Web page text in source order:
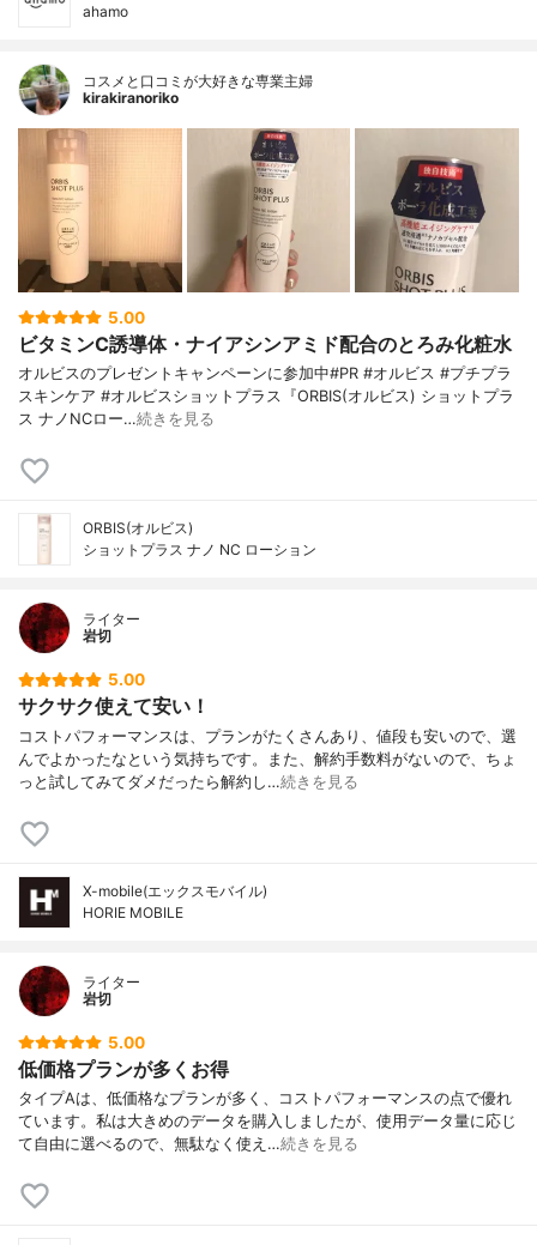
ahamo
コスメと口コミが大好きな専業主婦
kirakiranoriko
5.00
ビタミンC誘導体・ナイアシンアミド配合のとろみ化粧水
オルビスのプレゼントキャンペーンに参加中#PR #オルビス #プチプラ
スキンケア #オルビスショットプラス『ORBIS(オルビス) ショットプラ
ス ナノNCロー…続きを見る
ORBIS(オルビス)
ショットプラス ナノ NC ローション
ライター
岩切
5.00
サクサク使えて安い！
コストパフォーマンスは、プランがたくさんあり、値段も安いので、選
んでよかったなという気持ちです。また、解約手数料がないので、ちょ
っと試してみてダメだったら解約し…続きを見る
X-mobile(エックスモバイル)
HORIE MOBILE
ライター
岩切
5.00
低価格プランが多くお得
タイプAは、低価格なプランが多く、コストパフォーマンスの点で優れ
ています。私は大きめのデータを購入しましたが、使用データ量に応じ
て自由に選べるので、無駄なく使え…続きを見る